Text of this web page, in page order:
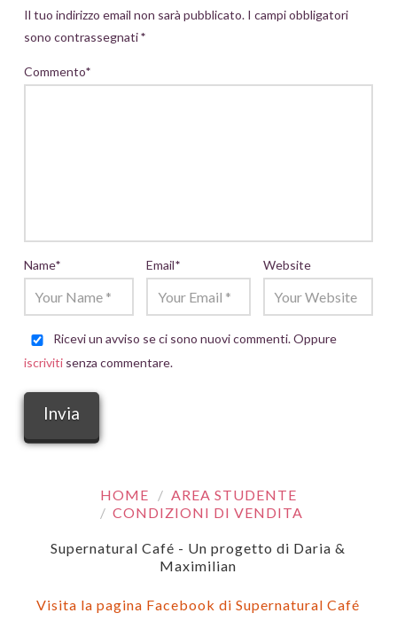
Il tuo indirizzo email non sarà pubblicato. I campi obbligatori
sono contrassegnati*
Commento*
Name* Email* Website
Ricevi un avviso se ci sono nuovi commenti. Oppure
iscrivitisenza commentare.
HOME
AREA STUDENTE
CONDIZIONI DI VENDITA
Supernatural Café - Un progetto di Daria &
Maximilian
Visita la pagina Facebook di Supernatural Café